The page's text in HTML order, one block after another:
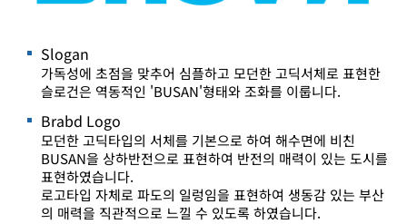
Slogan
가독성에 초점을 맞추어 심플하고 모던한 고딕서체로 표현한
슬로건은 역동적인 'BUSAN'형태와 조화를 이룹니다.
Brabd Logo
모던한 고딕타입의 서체를 기본으로 하여 해수면에 비친
BUSAN을 상하반전으로 표현하여 반전의 매력이 있는 도시를
표현하였습니다.
로고타입 자체로 파도의 일렁임을 표현하여 생동감 있는 부산
의 매력을 직관적으로 느낄 수 있도록 하였습니다.